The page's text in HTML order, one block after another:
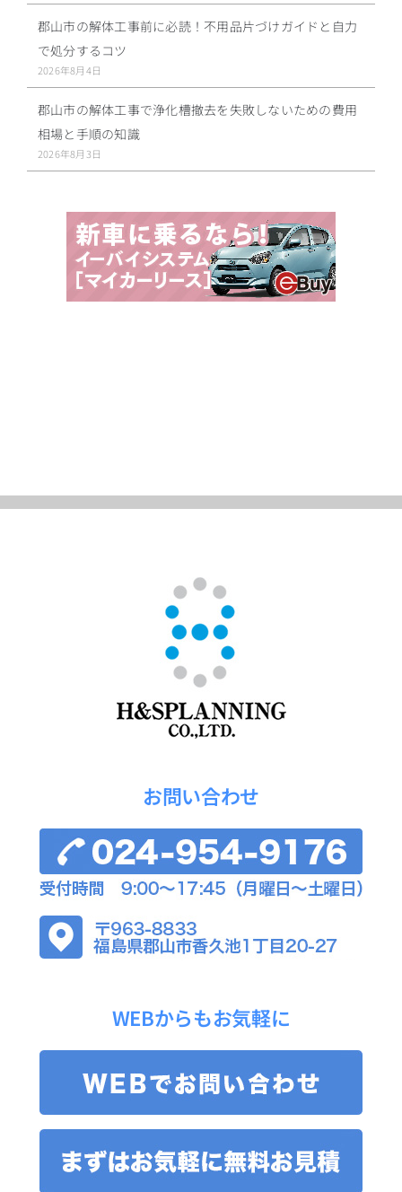
郡山市の解体工事前に必読！不用品片づけガイドと自力
で処分するコツ
2026年8月4日
郡山市の解体工事で浄化槽撤去を失敗しないための費用
相場と手順の知識
2026年8月3日
お問い合わせ
WEBからもお気軽に